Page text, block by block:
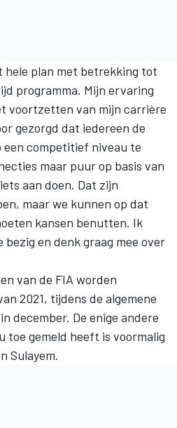
hele plan met betrekking tot
programma. Mijn ervaring
voortzetten van mijn carrière
gezorgd dat iedereen de
een competitief niveau te
maar puur op basis van
aan doen. Dat zijn
maar we kunnen op dat
kansen benutten. Ik
bezig en denk graag mee over
van de FIA worden
2021, tijdens de algemene
december. De enige andere
toe gemeld heeft is voormalig
Sulayem.